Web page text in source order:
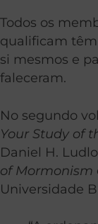
Todos os
qualificam têm
si mesmos e
faleceram.
No segundo
Your Study of
Daniel H.
of Mormonism
Universidade